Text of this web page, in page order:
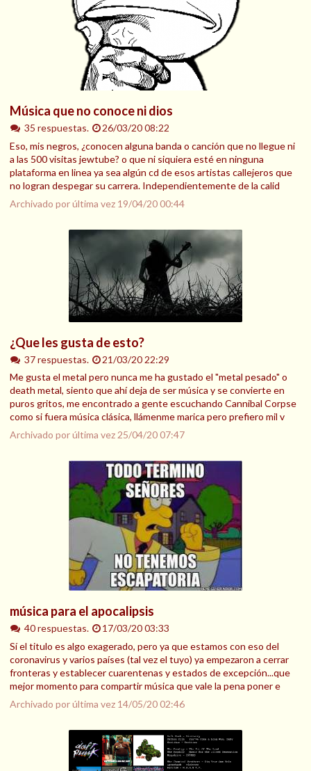
Música que no conoce ni dios
35 respuestas.
26/03/20 08:22
Eso, mis negros, ¿conocen alguna banda o canción que no llegue ni
a las 500 visitas jewtube? o que ni siquiera esté en ninguna
plataforma en linea ya sea algún cd de esos artistas callejeros que
no logran despegar su carrera. Independientemente de la calid
Archivado por última vez 19/04/20 00:44
¿Que les gusta de esto?
37 respuestas.
21/03/20 22:29
Me gusta el metal pero nunca me ha gustado el "metal pesado" o
death metal, siento que ahí deja de ser música y se convierte en
puros gritos, me encontrado a gente escuchando Cannibal Corpse
como si fuera música clásica, llámenme marica pero prefiero mil v
Archivado por última vez 25/04/20 07:47
música para el apocalipsis
40 respuestas.
17/03/20 03:33
Sí el titulo es algo exagerado, pero ya que estamos con eso del
coronavirus y varios países (tal vez el tuyo) ya empezaron a cerrar
fronteras y establecer cuarentenas y estados de excepción...que
mejor momento para compartir música que vale la pena poner e
Archivado por última vez 14/05/20 02:46